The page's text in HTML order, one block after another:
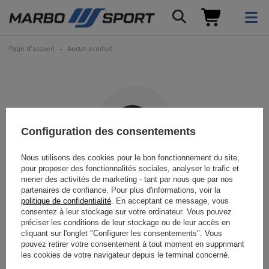
Page d'accueil Aucun produit
Le produit recherché n'a pas
été trouvé.
Essayez de spécifier des paramètres plus précis. Veuillez utiliser
de recherche avancé.
Configuration des consentements
Nous utilisons des cookies pour le bon fonctionnement du site,
pour proposer des fonctionnalités sociales, analyser le trafic et
mener des activités de marketing - tant par nous que par nos
partenaires de confiance. Pour plus d'informations, voir la
politique de confidentialité . En acceptant ce message, vous
consentez à leur stockage sur votre ordinateur. Vous pouvez
préciser les conditions de leur stockage ou de leur accès en
cliquant sur l'onglet "Configurer les consentements". Vous
pouvez retirer votre consentement à tout moment en supprimant
les cookies de votre navigateur depuis le terminal concerné.